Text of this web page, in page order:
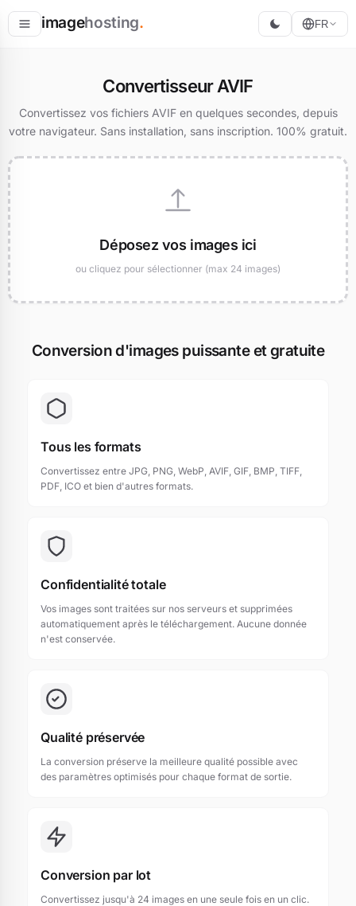
imagehosting.
Redimensionner
FR
Convertisseur AVIF
Convertissez vos fichiers AVIF en quelques secondes, depuis
votre navigateur. Sans installation, sans inscription. 100% gratuit.
Déposez vos images ici
ou cliquez pour sélectionner (max 24 images)
Conversion d'images puissante et gratuite
Tous les formats
Convertissez entre JPG, PNG, WebP, AVIF, GIF, BMP, TIFF,
PDF, ICO et bien d'autres formats.
Confidentialité totale
Vos images sont traitées sur nos serveurs et supprimées
automatiquement après le téléchargement. Aucune donnée
n'est conservée.
Qualité préservée
La conversion préserve la meilleure qualité possible avec
des paramètres optimisés pour chaque format de sortie.
Conversion par lot
Convertissez jusqu'à 24 images en une seule fois en un clic.